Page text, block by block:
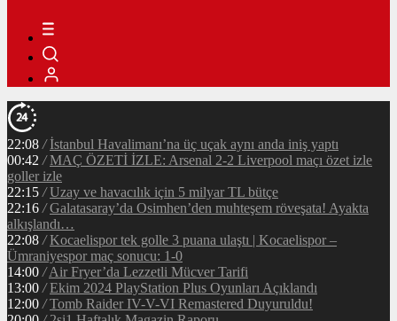
22:08 / İstanbul Havalimanı’na üç uçak aynı anda iniş yaptı
00:42 / MAÇ ÖZETİ İZLE: Arsenal 2-2 Liverpool maçı özet izle
goller izle
22:15 / Uzay ve havacılık için 5 milyar TL bütçe
22:16 / Galatasaray’da Osimhen’den muhteşem röveşata! Ayakta
alkışlandı…
22:08 / Kocaelispor tek golle 3 puana ulaştı | Kocaelispor –
Ümraniyespor maç sonucu: 1-0
14:00 / Air Fryer’da Lezzetli Mücver Tarifi
13:00 / Ekim 2024 PlayStation Plus Oyunları Açıklandı
12:00 / Tomb Raider IV-V-VI Remastered Duyuruldu!